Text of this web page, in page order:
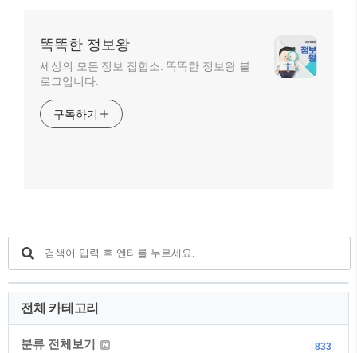
똑똑한 정보왕
세상의 모든 정보 집합소. 똑똑한 정보왕 블
로그입니다.
구독하기
전체 카테고리
분류 전체보기 833